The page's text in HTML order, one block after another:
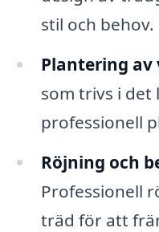
stil och behov.
Plantering av
som trivs i det
professionell
Röjning och
Professionell
träd för att